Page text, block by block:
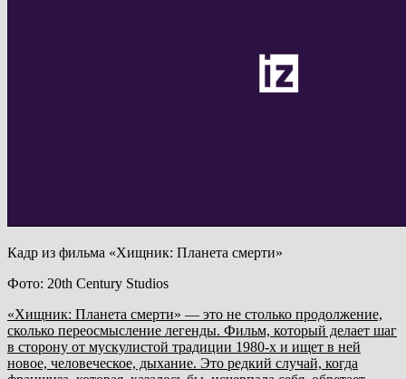
Кадр из фильма «Хищник: Планета смерти»
Фото: 20th Century Studios
«Хищник: Планета смерти» — это не столько продолжение,
сколько переосмысление легенды. Фильм, который делает шаг
в сторону от мускулистой традиции 1980-х и ищет в ней
новое, человеческое, дыхание. Это редкий случай, когда